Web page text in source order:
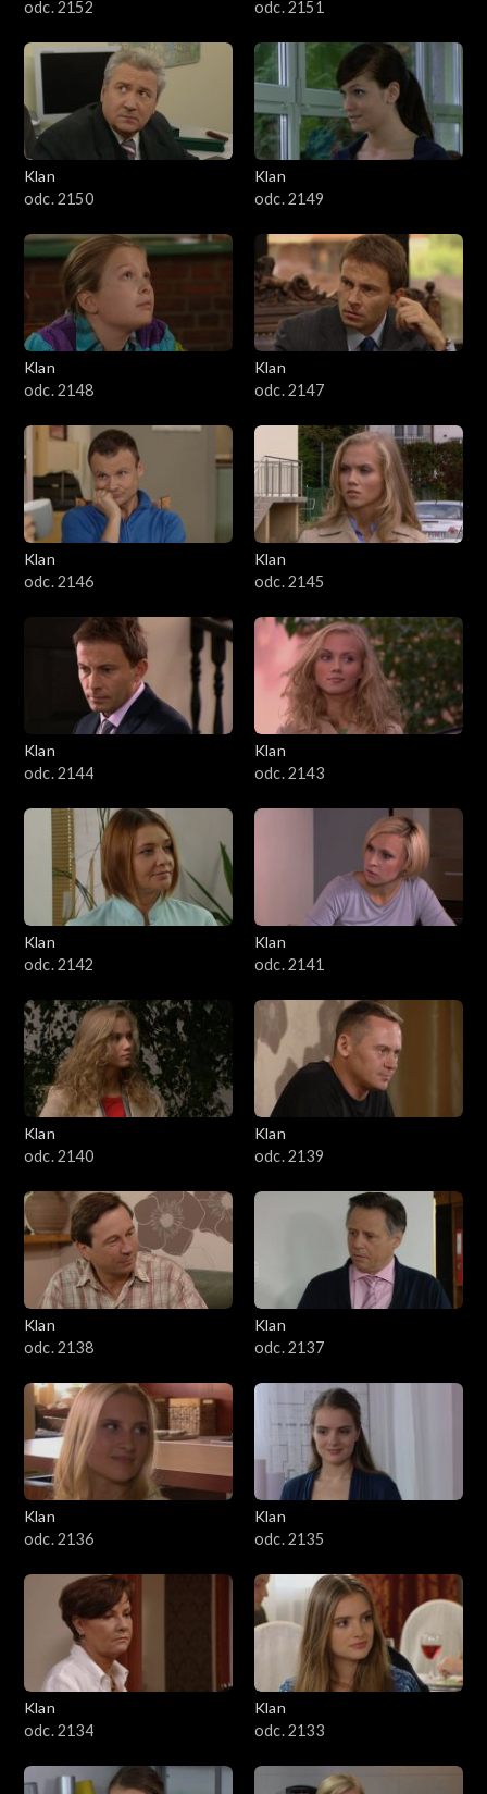
odc. 2152
odc. 2151
Klan
odc. 2150
Klan
odc. 2149
Klan
odc. 2148
Klan
odc. 2147
Klan
odc. 2146
Klan
odc. 2145
Klan
odc. 2144
Klan
odc. 2143
Klan
odc. 2142
Klan
odc. 2141
Klan
odc. 2140
Klan
odc. 2139
Klan
odc. 2138
Klan
odc. 2137
Klan
odc. 2136
Klan
odc. 2135
Klan
odc. 2134
Klan
odc. 2133